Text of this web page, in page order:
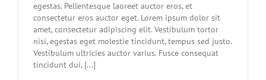
egestas. Pellentesque laoreet auctor eros, et
consectetur eros auctor eget. Lorem ipsum dolor sit
amet, consectetur adipiscing elit. Vestibulum tortor
nisi, egestas eget molestie tincidunt, tempus sed justo.
Vestibulum ultricies auctor varius. Fusce consequat
tincidunt dui, [...]